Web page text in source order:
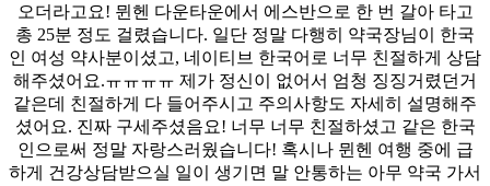
오더라고요! 뮌헨 다운타운에서 에스반으로 한 번 갈아 타고
총 25분 정도 걸렸습니다. 일단 정말 다행히 약국장님이 한국
인 여성 약사분이셨고, 네이티브 한국어로 너무 친절하게 상담
해주셨어요.ㅠㅠㅠㅠ 제가 정신이 없어서 엄청 징징거렸던거
같은데 친절하게 다 들어주시고 주의사항도 자세히 설명해주
셨어요. 진짜 구세주셨음요! 너무 너무 친절하셨고 같은 한국
인으로써 정말 자랑스러웠습니다! 혹시나 뮌헨 여행 중에 급
하게 건강상담받으실 일이 생기면 말 안통하는 아무 약국 가서